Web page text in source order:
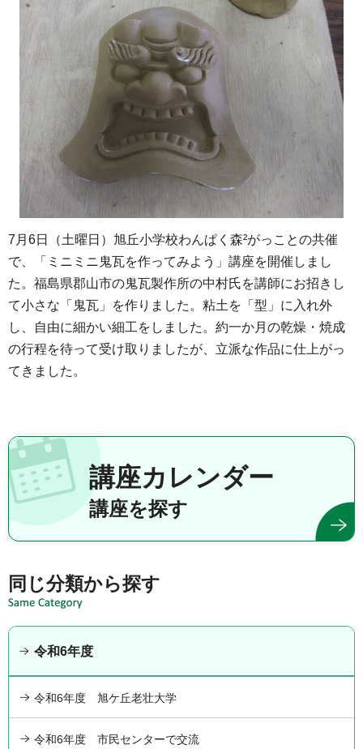
7月6日（土曜日）旭丘小学校わんぱく森²がっことの共催
で、「ミニミニ鬼瓦を作ってみよう」講座を開催しまし
た。福島県郡山市の鬼瓦製作所の中村氏を講師にお招きし
て小さな「鬼瓦」を作りました。粘土を「型」に入れ外
し、自由に細かい細工をしました。約一か月の乾燥・焼成
の行程を待って受け取りましたが、立派な作品に仕上がっ
てきました。
講座カレンダー
講座を探す
同じ分類から探す
令和6年度
令和6年度 旭ケ丘老壮大学
令和6年度 市民センターで交流